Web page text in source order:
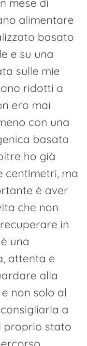
mese di
alimentare
basato
e su una
sulle mie
ridotti a
ero mai
con una
basata
ho già
centimetri, ma
è aver
che non
in
una
attenta e
alla
non solo al
a
proprio stato